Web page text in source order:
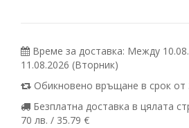
Време за доставка: Между
11.08.2026 (Вторник)
Обикновено връщане в срок от
Безплатна доставка в цялата
70 лв. / 35.79 €